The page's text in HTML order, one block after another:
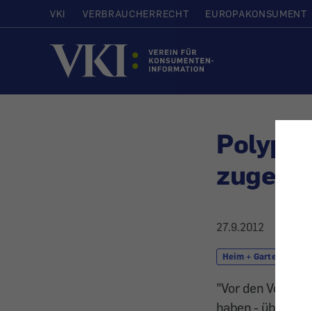
VKI VERBRAUCHERRECHT EUROPAKONSUMENT
Startseite
27.9.2012
Heim + Garten
"Vor den
haben - über